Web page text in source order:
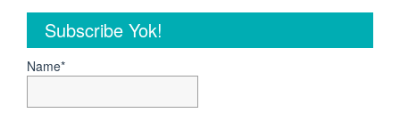
Subscribe Yok!
Name*